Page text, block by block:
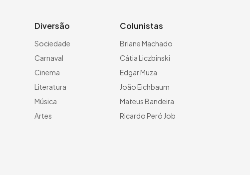
Diversão
Sociedade
Carnaval
Cinema
Literatura
Música
Artes
Colunistas
Briane Machado
Cátia Liczbinski
Edgar Muza
João Eichbaum
Mateus Bandeira
Ricardo Peró Job